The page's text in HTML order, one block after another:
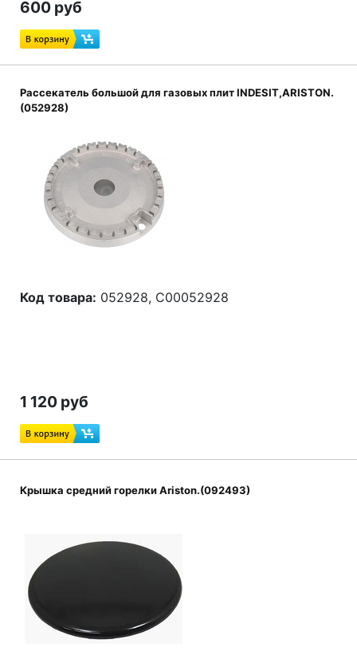
600 руб
Рассекатель большой для газовых плит INDESIT,ARISTON.
(052928)
Код товара: 052928, C00052928
1 120 руб
Крышка средний горелки Ariston.(092493)